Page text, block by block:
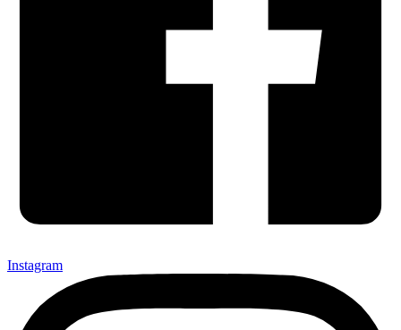
Instagram